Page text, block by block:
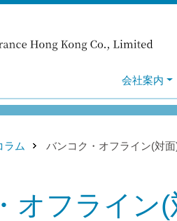
会社案内
ラム バンコク・オフライン(対
オフライン